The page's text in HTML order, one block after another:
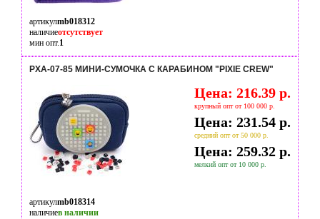
артикулmb018312
наличиеотсутствует
мин опт.1
PXA-07-85 МИНИ-СУМОЧКА С КАРАБИНОМ "PIXIE CREW"
Цена: 216.39 р.
крупный опт от 100 000 р.
Цена: 231.54 р.
средний опт от 50 000 р.
Цена: 259.32 р.
мелкий опт от 10 000 р.
артикулmb018314
наличиев наличии